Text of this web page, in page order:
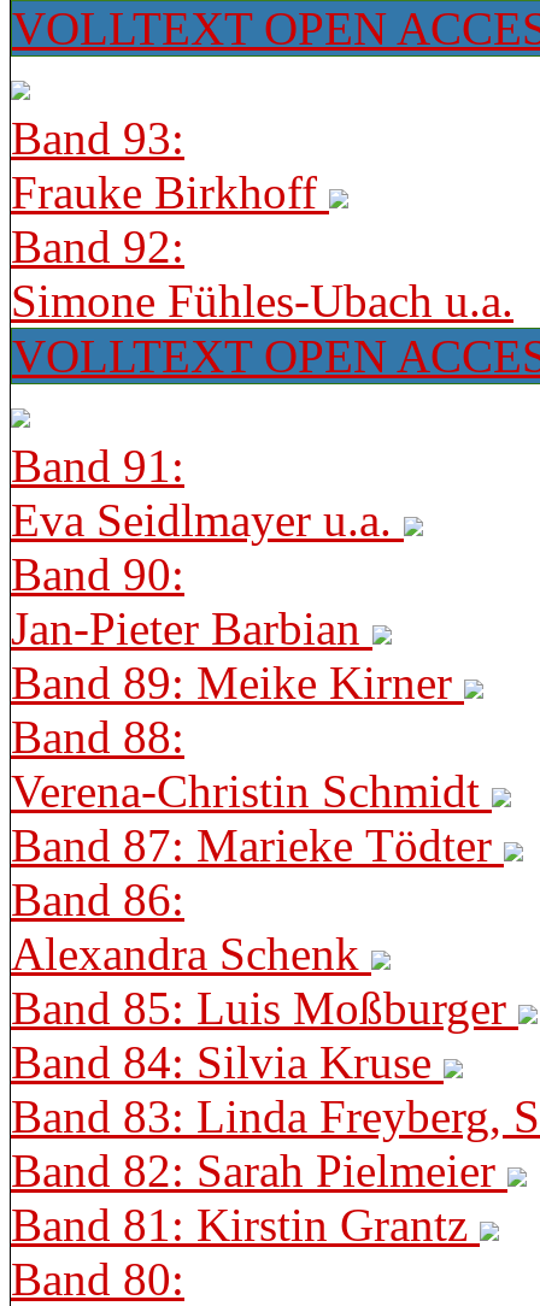
VOLLTEXT OPEN
Band 93:
Frauke Birkhoff
Band 92:
Simone Fühles-Ubach u.a.
VOLLTEXT OPEN
Band 91:
Eva Seidlmayer u.a.
Band 90:
Jan-Pieter Barbian
Band 89: Meike Kirner
Band 88:
Verena-Christin Schmidt
Band 87: Marieke Tödter
Band 86:
Alexandra Schenk
Band 85: Luis Moßburger
Band 84: Silvia Kruse
Band 83: Linda Freyberg,
Band 82: Sarah Pielmeier
Band 81: Kirstin Grantz
Band 80: